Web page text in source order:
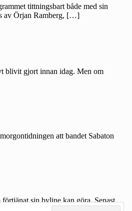
tittningsbart både med sin
av Örjan Ramberg, […]
blivit gjort innan idag. Men om
att bandet Sabaton
sin byline kan göra. Senast